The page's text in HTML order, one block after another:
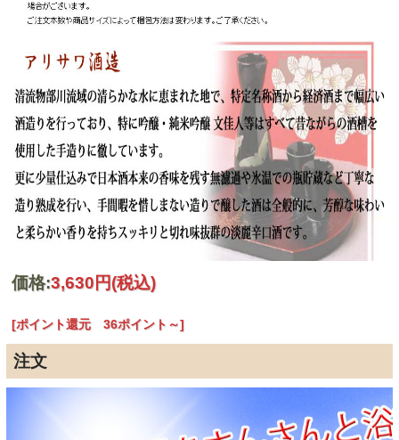
価格:3,630円(税込)
[ポイント還元 36ポイント～]
注文